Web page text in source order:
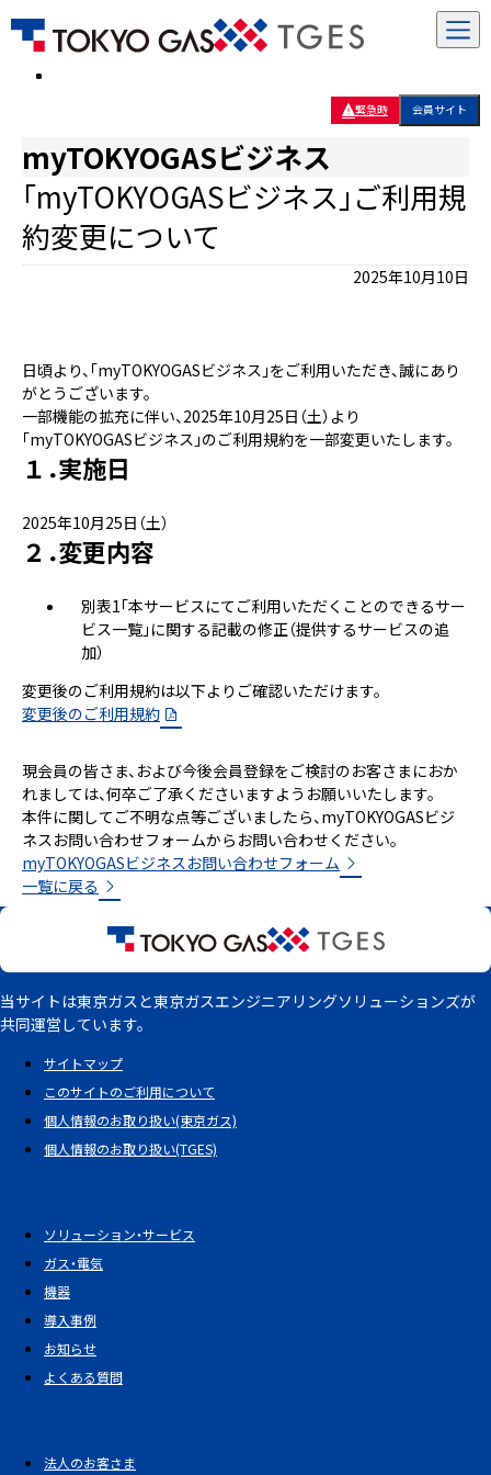
緊急時 会員サイト
myTOKYOGASビジネス
「myTOKYOGASビジネス」ご利用規
約変更について
2025年10月10日
日頃より、「myTOKYOGASビジネス」をご利用いただき、誠にあり
がとうございます。
一部機能の拡充に伴い、2025年10月25日（土）より
「myTOKYOGASビジネス」のご利用規約を一部変更いたします。
１．実施日
2025年10月25日（土）
２．変更内容
別表1「本サービスにてご利用いただくことのできるサー
ビス一覧」に関する記載の修正（提供するサービスの追
加）
変更後のご利用規約は以下よりご確認いただけます。
変更後のご利用規約
現会員の皆さま、および今後会員登録をご検討のお客さまにおか
れましては、何卒ご了承くださいますようお願いいたします。
本件に関してご不明な点等ございましたら、myTOKYOGASビジ
ネスお問い合わせフォームからお問い合わせください。
myTOKYOGASビジネスお問い合わせフォーム
一覧に戻る
サイトマップ
このサイトのご利用について
個人情報のお取り扱い(東京ガス)
個人情報のお取り扱い(TGES)
ソリューション・サービス
ガス・電気
機器
導入事例
お知らせ
よくある質問
法人のお客さま
当サイトは東京ガスと東京ガスエンジニアリングソリューションズが
共同運営しています。